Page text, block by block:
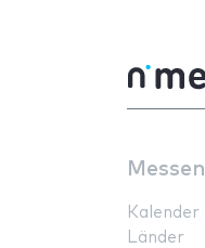
Messen
Kalender
Länder